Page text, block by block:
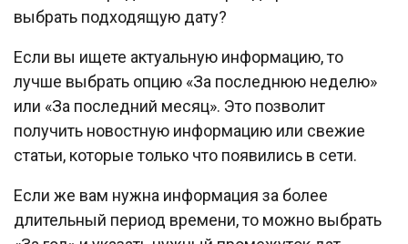
выбрать подходящую дату?
Если вы ищете актуальную информацию, то
лучше выбрать опцию «За последнюю неделю»
или «За последний месяц». Это позволит
получить новостную информацию или свежие
статьи, которые только что появились в сети.
Если же вам нужна информация за более
длительный период времени, то можно выбрать